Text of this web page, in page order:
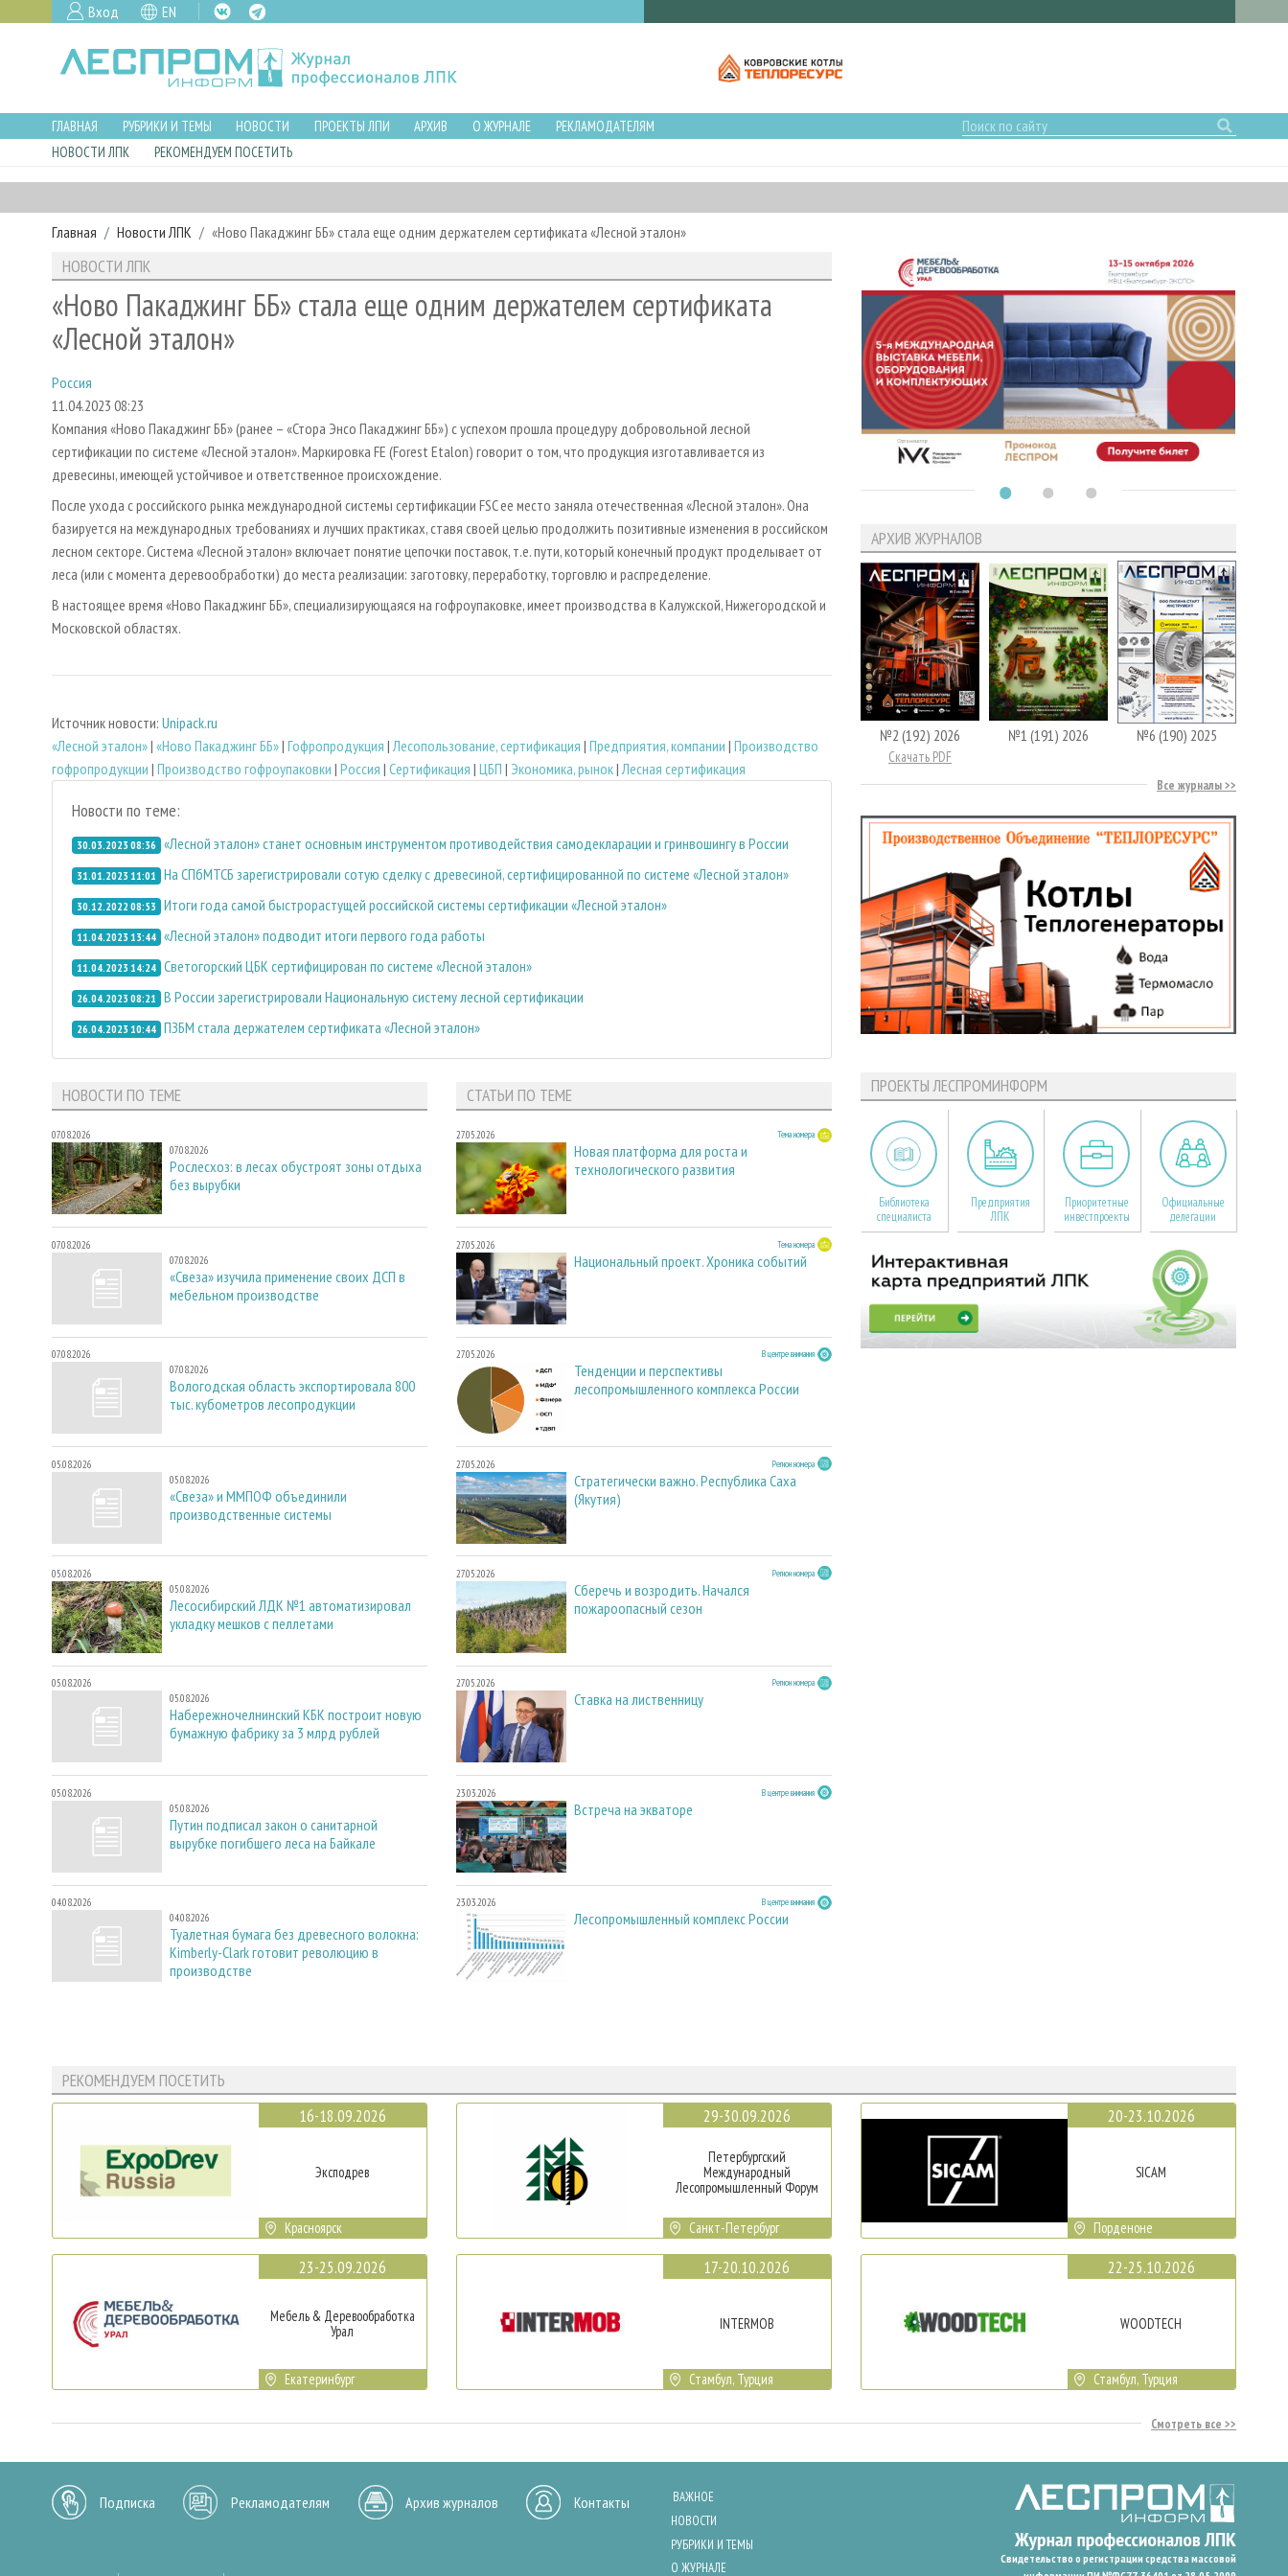
Вход EN
ГЛАВНАЯ РУБРИКИ И ТЕМЫ НОВОСТИ ПРОЕКТЫ ЛПИ АРХИВ О ЖУРНАЛЕ
РЕКЛАМОДАТЕЛЯМ
НОВОСТИ ЛПК
РЕКОМЕНДУЕМ ПОСЕТИТЬ
Главная Новости ЛПК «Ново Пакаджинг ББ» стала еще одним держателем сертификата «Лесной эталон»
НОВОСТИ ЛПК
«Ново Пакаджинг ББ» стала еще одним держателем сертификата
«Лесной эталон»
Россия
11.04.2023 08:23
Компания «Ново Пакаджинг ББ» (ранее – «Стора Энсо Пакаджинг ББ») с успехом прошла процедуру добровольной лесной
сертификации по системе «Лесной эталон». Маркировка FE (Forest Etalon) говорит о том, что продукция изготавливается из
древесины, имеющей устойчивое и ответственное происхождение.
После ухода с российского рынка международной системы сертификации FSC ее место заняла отечественная «Лесной эталон». Она
базируется на международных требованиях и лучших практиках, ставя своей целью продолжить позитивные изменения в российском
лесном секторе. Система «Лесной эталон» включает понятие цепочки поставок, т.е. пути, который конечный продукт проделывает от
леса (или с момента деревообработки) до места реализации: заготовку, переработку, торговлю и распределение.
В настоящее время «Ново Пакаджинг ББ», специализирующаяся на гофроупаковке, имеет производства в Калужской, Нижегородской и
Московской областях.
Источник новости: Unipack.ru
«Лесной эталон»| «Ново Пакаджинг ББ»| Гофропродукция | Лесопользование, сертификация | Предприятия, компании | Производство
гофропродукции | Производство гофроупаковки | Россия | Сертификация | ЦБП | Экономика, рынок| Лесная сертификация
Новости по теме:
30.03.2023 08:36 «Лесной эталон» станет основным инструментом противодействия самодекларации и гринвошингу в России
31.01.2023 11:01 На СПбМТСБ зарегистрировали сотую сделку с древесиной, сертифицированной по системе «Лесной эталон»
30.12.2022 08:53 Итоги года самой быстрорастущей российской системы сертификации «Лесной эталон»
11.04.2023 13:44 «Лесной эталон» подводит итоги первого года работы
11.04.2023 14:24 Светогорский ЦБК сертифицирован по системе «Лесной эталон»
26.04.2023 08:21 В России зарегистрировали Национальную систему лесной сертификации
26.04.2023 10:44 ПЗБМ стала держателем сертификата «Лесной эталон»
НОВОСТИ ПО ТЕМЕ
07.08.2026
07.08.2026
Рослесхоз: в лесах обустроят зоны отдыха
без вырубки
07.08.2026
07.08.2026
«Свеза» изучила применение своих ДСП в
мебельном производстве
07.08.2026
07.08.2026
Вологодская область экспортировала 800
тыс. кубометров лесопродукции
05.08.2026
05.08.2026
«Свеза» и ММПОФ объединили
производственные системы
05.08.2026
05.08.2026
Лесосибирский ЛДК №1 автоматизировал
укладку мешков с пеллетами
05.08.2026
05.08.2026
Набережночелнинский КБК построит новую
бумажную фабрику за 3 млрд рублей
05.08.2026
05.08.2026
Путин подписал закон о санитарной
вырубке погибшего леса на Байкале
04.08.2026
04.08.2026
Туалетная бумага без древесного волокна:
Kimberly-Clark готовит революцию в
производстве
СТАТЬИ ПО ТЕМЕ
27.05.2026 Тема номера
Новая платформа для роста и
технологического развития
27.05.2026 Тема номера
Национальный проект. Хроника событий
27.05.2026 В центре внимания
Тенденции и перспективы
лесопромышленного комплекса России
27.05.2026 Регион номера
Стратегически важно. Республика Саха
(Якутия)
27.05.2026 Регион номера
Сберечь и возродить. Начался
пожароопасный сезон
27.05.2026 Регион номера
Ставка на лиственницу
23.03.2026 В центре внимания
Встреча на экваторе
23.03.2026 В центре внимания
Лесопромышленный комплекс России
АРХИВ ЖУРНАЛОВ
№2 (192) 2026
Скачать PDF
№1 (191) 2026 №6 (190) 2025
Все журналы
ПРОЕКТЫ ЛЕСПРОМИНФОРМ
Библиотека
специалиста
Предприятия
ЛПК
Приоритетные
инвестпроекты
Официальные
делегации
РЕКОМЕНДУЕМ ПОСЕТИТЬ
16-18.09.2026
Эксподрев
Красноярск
23-25.09.2026
Мебель & Деревообработка
Урал
Екатеринбург
29-30.09.2026
Петербургский
Международный
Лесопромышленный Форум
Санкт-Петербург
17-20.10.2026
INTERMOB
Стамбул, Турция
20-23.10.2026
SICAM
Порденоне
22-25.10.2026
WOODTECH
Стамбул, Турция
Смотреть все
Подписка Рекламодателям Архив журналов Контакты
ВАЖНОЕ
НОВОСТИ
РУБРИКИ И ТЕМЫ
О ЖУРНАЛЕ
Свидетельство о регистрации средства массовой